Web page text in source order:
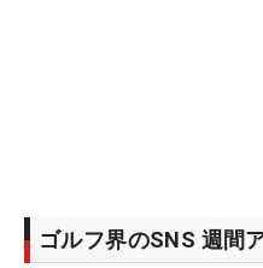
ゴルフ界のSNS 週間